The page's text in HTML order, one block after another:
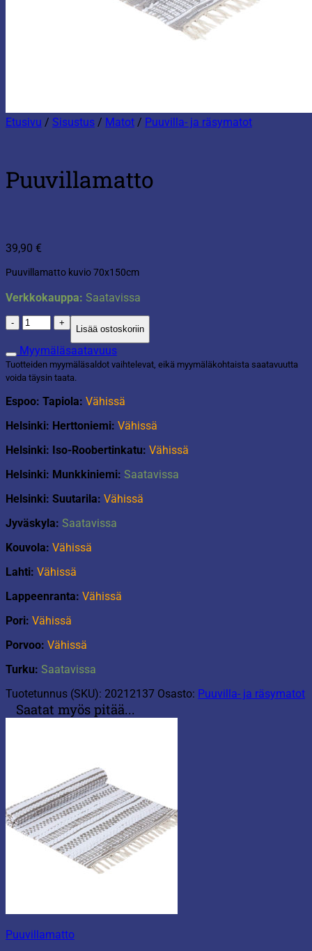
Etusivu / Sisustus / Matot / Puuvilla- ja räsymatot
Puuvillamatto
39,90 €
Puuvillamatto kuvio 70x150cm
Verkkokauppa: Saatavissa
Puuvillamatto
määrä
Lisää ostoskoriin
Myymäläsaatavuus
Tuotteiden myymäläsaldot vaihtelevat, eikä myymäläkohtaista saatavuutta
voida täysin taata.
Espoo: Tapiola: Vähissä
Helsinki: Herttoniemi: Vähissä
Helsinki: Iso-Roobertinkatu: Vähissä
Helsinki: Munkkiniemi: Saatavissa
Helsinki: Suutarila: Vähissä
Jyväskyla: Saatavissa
Kouvola: Vähissä
Lahti: Vähissä
Lappeenranta: Vähissä
Pori: Vähissä
Porvoo: Vähissä
Turku: Saatavissa
Tuotetunnus (SKU): 20212137 Osasto: Puuvilla- ja räsymatot
Saatat myös pitää...
Puuvillamatto